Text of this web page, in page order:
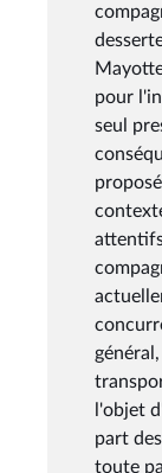
pour
seul
l'objet
part
toute